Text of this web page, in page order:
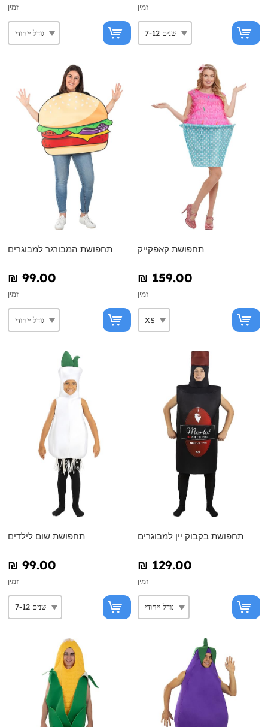
זמין זמין
תחפושת המבורגר למבוגרים
₪‎ 99.00
זמין
תחפושת קאפקייק
₪‎ 159.00
זמין
תחפושת שום לילדים
₪‎ 99.00
זמין
תחפושת בקבוק יין למבוגרים
₪‎ 129.00
זמין